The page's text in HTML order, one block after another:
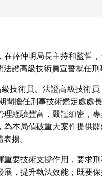
薛仲明局長主持和監誓
證高級技術員宣誓就任刑
技術員、法證高級技術員
間擔任刑事技術鑑定處處
經驗豐富，嚴謹縝密，
本局偵破重大案件提供關
揚。
要技術支撐作用，要求
，提升執法效能；既要